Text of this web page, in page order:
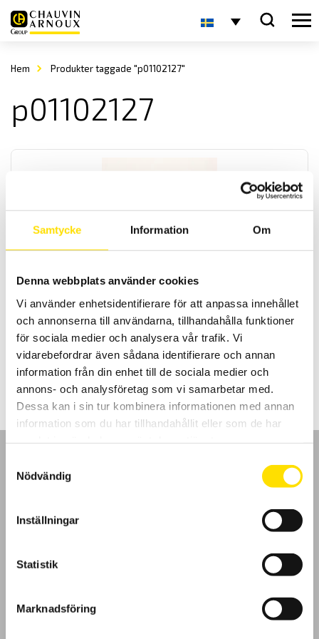
Samtycke Information Om
Denna webbplats använder cookies
Vi använder enhetsidentifierare för att anpassa innehållet
och annonserna till användarna, tillhandahålla funktioner
för sociala medier och analysera vår trafik. Vi
vidarebefordrar även sådana identifierare och annan
information från din enhet till de sociala medier och
annons- och analysföretag som vi samarbetar med.
Dessa kan i sin tur kombinera informationen med annan
information som du har tillhandahållit eller som de har
Nödvändig
Inställningar
Statistik
Marknadsföring
Hem Produkter taggade "p01102127"
p01102127
och PEL
dessa effekt- och energianalysatorer från Chauvin-Arnoux: PEL51,
PEL52, PEL102, PEL103, PEL104, PEL105, PEL106, PEL112, PEL113, PEL115,
CA8220, CA8331, CA8333, CA8334, CA8335, CA8336, CA83435.
2,420.00kr–26,930.00krPrisintervall:
2,420.00 kr
till
26,930.00 kr
LÄS MER